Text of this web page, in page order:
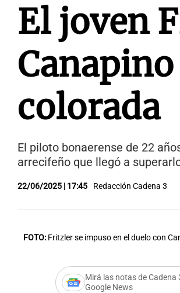
El joven
colorada
El piloto bonaerense de 22
arrecifeño que llegó a
22/06/2025 | 17:45 Redacción Cadena 3
FOTO: Fritzler se impuso en el duelo con
Mirá las notas de Cadena
Google News
Mundial 2026